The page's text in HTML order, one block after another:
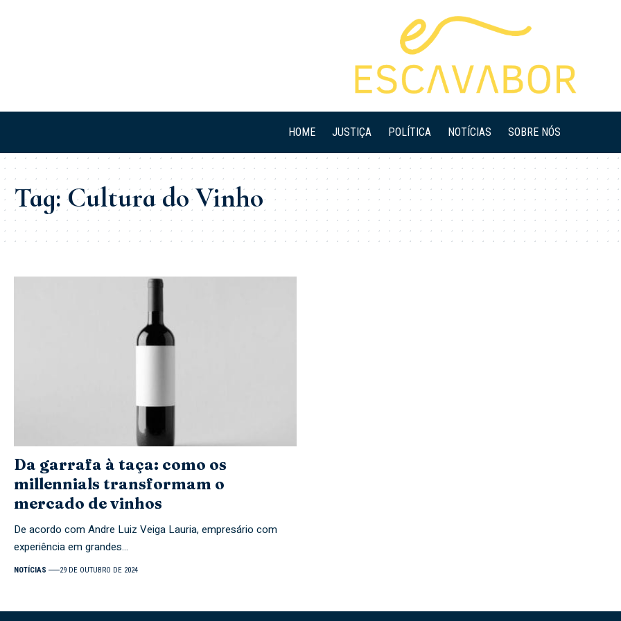
HOME JUSTIÇA POLÍTICA NOTÍCIAS SOBRE NÓS
Tag:Cultura do Vinho
Da garrafa à taça: como os
millennials transformam o
mercado de vinhos
De acordo com Andre Luiz Veiga Lauria, empresário com
experiência em grandes…
NOTÍCIAS 29 DE OUTUBRO DE 2024